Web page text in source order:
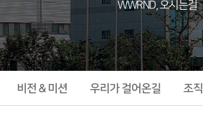
WWRND, 오시는길
비전 & 미션 우리가 걸어온길 조직